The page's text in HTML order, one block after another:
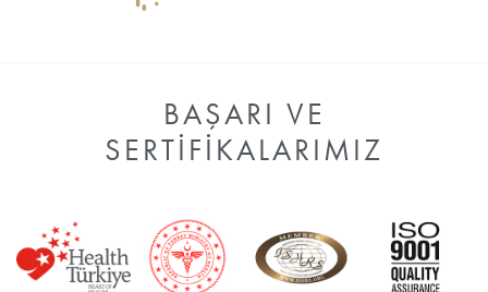
BAŞARI VE
SERTIFIKALARIMIZ